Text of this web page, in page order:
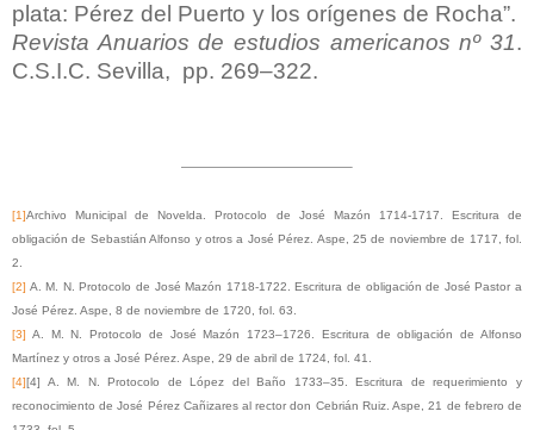
plata: Pérez del Puerto y los orígenes de Rocha”.
Revista Anuarios de estudios americanos nº 31.
C.S.I.C. Sevilla, pp. 269–322.
[1]Archivo Municipal de Novelda. Protocolo de José Mazón 1714-1717. Escritura de
obligación de Sebastián Alfonso y otros a José Pérez. Aspe, 25 de noviembre de 1717, fol.
2.
[2] A. M. N. Protocolo de José Mazón 1718-1722. Escritura de obligación de José Pastor a
José Pérez. Aspe, 8 de noviembre de 1720, fol. 63.
[3] A. M. N. Protocolo de José Mazón 1723–1726. Escritura de obligación de Alfonso
Martínez y otros a José Pérez. Aspe, 29 de abril de 1724, fol. 41.
[4][4] A. M. N. Protocolo de López del Baño 1733–35. Escritura de requerimiento y
reconocimiento de José Pérez Cañizares al rector don Cebrián Ruiz. Aspe, 21 de febrero de